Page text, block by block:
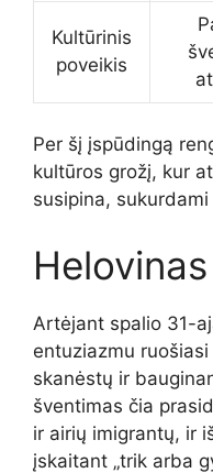
Kultūrinis
poveikis
Per šį įspūdingą
kultūros grožį, kur
susipina,
Artėjant spalio 31-
entuziazmu
skanėstų ir
šventimas čia
ir airių imigrantų, ir
įskaitant „trik arba